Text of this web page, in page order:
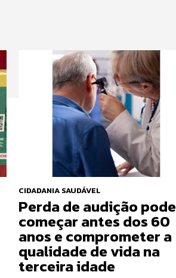
CIDADANIA SAUDÁVEL
Perda de audição pode
começar antes dos 60
anos e comprometer a
qualidade de vida na
terceira idade